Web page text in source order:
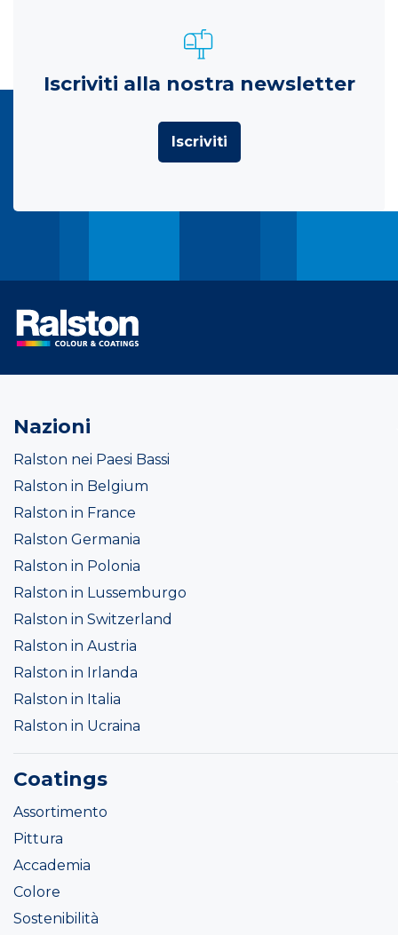
Iscriviti alla nostra newsletter
Iscriviti
Nazioni
Ralston nei Paesi Bassi
Ralston in Belgium
Ralston in France
Ralston Germania
Ralston in Polonia
Ralston in Lussemburgo
Ralston in Switzerland
Ralston in Austria
Ralston in Irlanda
Ralston in Italia
Ralston in Ucraina
Coatings
Assortimento
Pittura
Accademia
Colore
Sostenibilità